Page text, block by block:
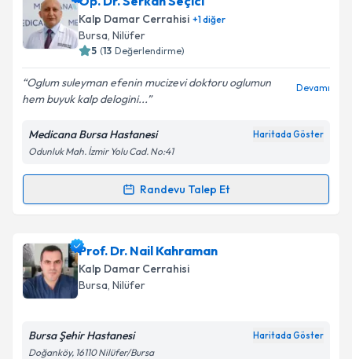
oluşturun. Size bu uzmandan randevu almanız için bir
takvim hazırlandığında e-posta ile bilgilendireceğiz.
Kişisel verilerimin işlenmesine ilişkin
Aydınlatma
Metni'ni okudum ve kişisel verilerimin belirtilen
kapsamda işlenmesini kabul ediyorum.
Kalp Damar Cerrahisi +1diğer
Bursa, Nilüfer
5 (13 Değerlendirme)
Oglum suleyman efenin mucizevi doktoru oglumun
hem buyuk kalp delogini...
Devamı
Medicana Bursa Hastanesi Haritada Göster
Odunluk Mah. İzmir Yolu Cad. No:41
Randevu Talep Et
Randevu Takvimi Talebi
Op. Dr. Serkan Seçiciiçin randevu takvimi talebi
oluşturun. Size bu uzmandan randevu almanız için bir
takvim hazırlandığında e-posta ile bilgilendireceğiz.
Prof. Dr. Nail Kahraman
Kalp Damar Cerrahisi
Bursa, Nilüfer
Bursa Şehir Hastanesi Haritada Göster
Doğanköy, 16110 Nilüfer/Bursa